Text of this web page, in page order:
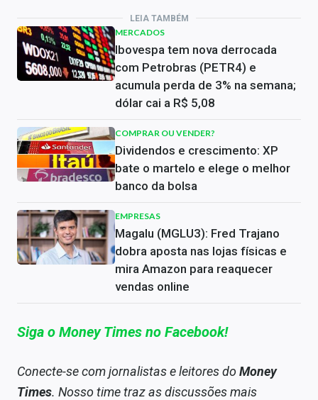
LEIA TAMBÉM
MERCADOS
Ibovespa tem nova derrocada
com Petrobras (PETR4) e
acumula perda de 3% na semana;
dólar cai a R$ 5,08
COMPRAR OU VENDER?
Dividendos e crescimento: XP
bate o martelo e elege o melhor
banco da bolsa
EMPRESAS
Magalu (MGLU3): Fred Trajano
dobra aposta nas lojas físicas e
mira Amazon para reaquecer
vendas online
Siga o Money Times no Facebook!
Conecte-se com jornalistas e leitores doMoney
Times. Nosso time traz as discussões mais